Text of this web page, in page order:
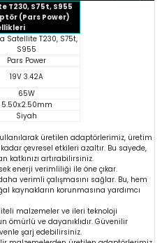
T230, S75t, S955
(Pars Power)
Satellite T230, S75t,
S955
Pars Power
19V 3.42A
65W
5.50x2.50mm
Siyah
üretilen adaptörlerimiz, üretim
çevresel etkileri azaltır. Bu sayede,
katkınızı artırabilirsiniz.
enerji verimliliği ile öne çıkar.
verimli çalışmasını sağlar. Bu, hem
kaynakların korunmasına yardımcı
malzemeler ve ileri teknoloji
ömürlü ve dayanıklıdır. Güvenilir
şarj edebilirsiniz.